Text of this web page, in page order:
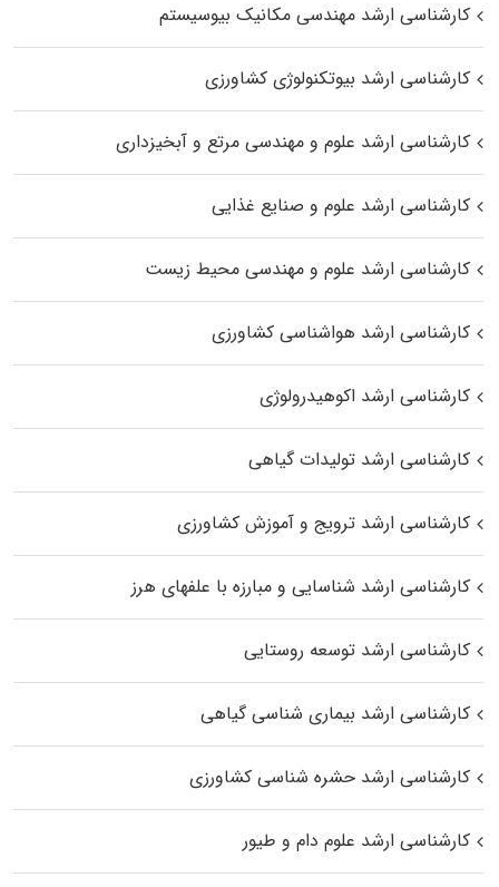
کارشناسی ارشد مهندسی مکانیک بیوسیستم
کارشناسی ارشد بیوتکنولوژی کشاورزی
کارشناسی ارشد علوم و مهندسی مرتع و آبخیزداری
کارشناسی ارشد علوم و صنایع غذایی
کارشناسی ارشد علوم و مهندسی محیط زیست
کارشناسی ارشد هواشناسی کشاورزی
کارشناسی ارشد اکوهیدرولوژی
کارشناسی ارشد تولیدات گیاهی
کارشناسی ارشد ترویج و آموزش کشاورزی
کارشناسی ارشد شناسایی و مبارزه با علفهای هرز
کارشناسی ارشد توسعه روستایی
کارشناسی ارشد بیماری‌ شناسی گیاهی
کارشناسی ارشد حشره‌ شناسی کشاورزی
کارشناسی ارشد علوم دام و طیور